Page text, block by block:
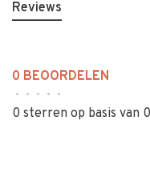
Reviews
0 BEOORDELEN
• • • • •
0 sterren op basis van